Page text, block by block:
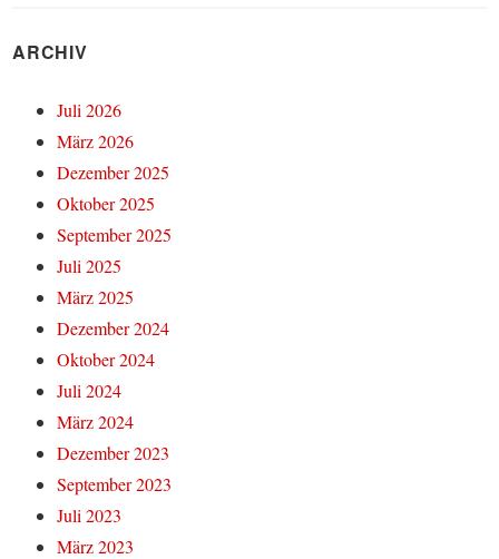
ARCHIV
Juli 2026
März 2026
Dezember 2025
Oktober 2025
September 2025
Juli 2025
März 2025
Dezember 2024
Oktober 2024
Juli 2024
März 2024
Dezember 2023
September 2023
Juli 2023
März 2023